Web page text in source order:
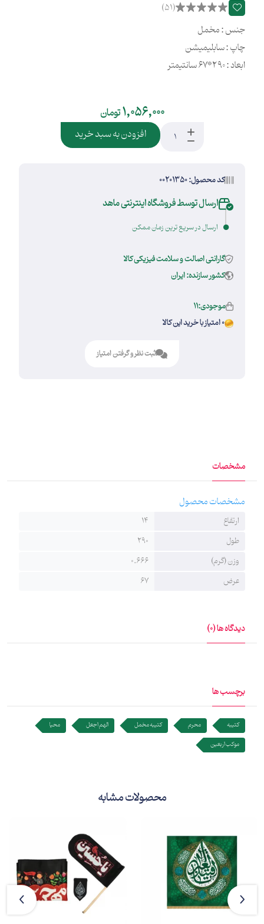
(51)
جنس : مخمل
چاپ : سابلیمیشن
ابعاد : 290*67 سانتیمتر
1,056,000تومان
افزودن به سبد خرید
کد محصول: 00201350
ارسال توسط فروشگاه اینترنتی ماهد
ارسال در سریع ترین زمان ممکن
گارانتی اصالت و سلامت فیزیکی کالا
کشور سازنده: ایران
موجودی:11
0 امتیاز با خرید این کالا
ثبت نظر و گرفتن امتیاز
مشخصات
مشخصات محصول
ارتفاع
14
طول
290
وزن (گرم)
0.666
عرض
67
دیدگاه ها (0)
برچسب ها
کتیبه محرم کتیبه مخمل الهم اجعل
محیا
موکب اربعین
محصولات مشابه